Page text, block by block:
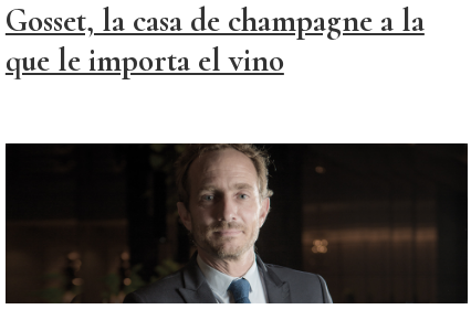
Gosset, la casa de champagne a la
que le importa el vino